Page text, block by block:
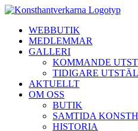
Fortsätt
innehålletWEBBUTIK
MEDLEMMAR
GALLERI
KOMMANDE
TIDIGARE
AKTUELLT
OM OSS
BUTIK
SAMTIDA
HISTORIA